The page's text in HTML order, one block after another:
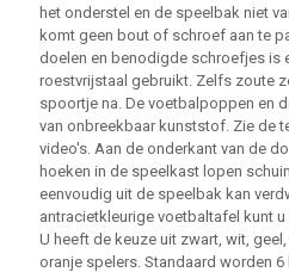
het onderstel en de speelbak niet
komt geen bout of schroef aan te
doelen en benodigde schroefjes is
roestvrijstaal gebruikt. Zelfs zoute
spoortje na. De voetbalpoppen en
van onbreekbaar kunststof. Zie de
video's. Aan de onderkant van de
hoeken in de speelkast lopen
eenvoudig uit de speelbak kan
antracietkleurige voetbaltafel kunt
U heeft de keuze uit zwart, wit,
oranje spelers. Standaard worden